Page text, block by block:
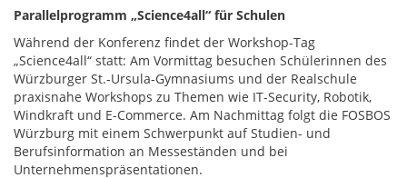
Parallelprogramm „Science4all“ für Schulen
Während der Konferenz findet der Workshop-Tag
„Science4all“ statt: Am Vormittag besuchen Schülerinnen des
Würzburger St.-Ursula-Gymnasiums und der Realschule
praxisnahe Workshops zu Themen wie IT-Security, Robotik,
Windkraft und E-Commerce. Am Nachmittag folgt die FOSBOS
Würzburg mit einem Schwerpunkt auf Studien- und
Berufsinformation an Messeständen und bei
Unternehmenspräsentationen.